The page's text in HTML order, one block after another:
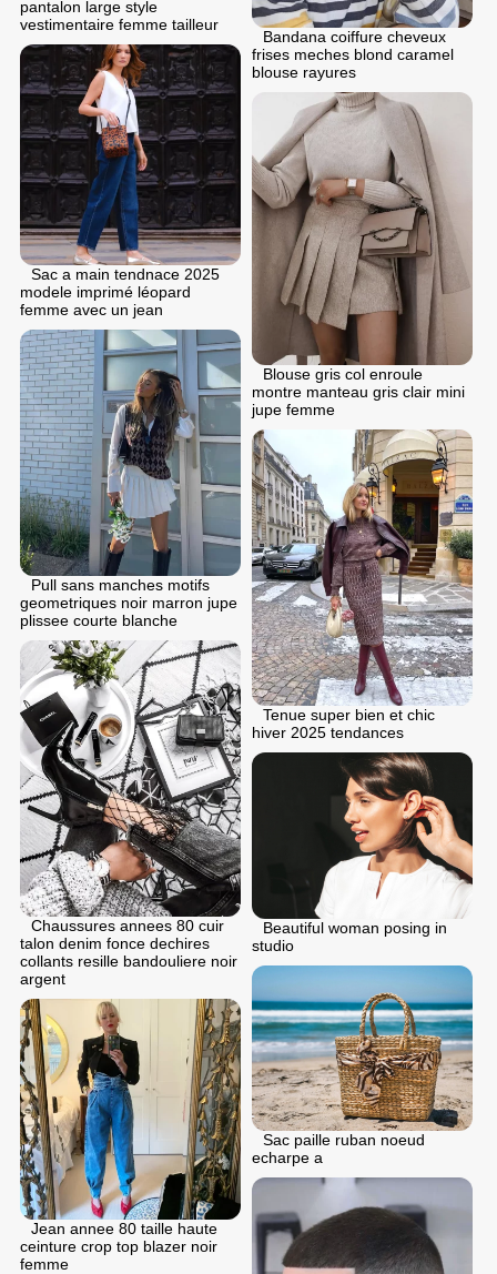
Bandana coiffure cheveux
frises meches blond caramel
blouse rayures
pantalon large style
vestimentaire femme tailleur
Sac a main tendnace 2025
modele imprimé léopard
femme avec un jean
Blouse gris col enroule
montre manteau gris clair mini
jupe femme
Pull sans manches motifs
geometriques noir marron jupe
plissee courte blanche
Tenue super bien et chic
hiver 2025 tendances
Chaussures annees 80 cuir
talon denim fonce dechires
collants resille bandouliere noir
argent
Beautiful woman posing in
studio
Sac paille ruban noeud
echarpe a
Jean annee 80 taille haute
ceinture crop top blazer noir
femme